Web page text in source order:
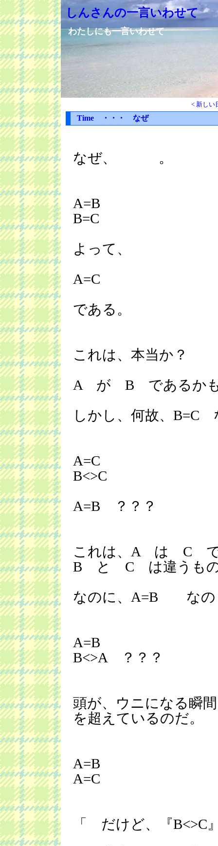
しんさんの一言いわせて
わたしにも一言いわせて
< 新しい
Time ・・・ なぜ
なぜ、 。
A=B
B=C
よって、
A=C
である。
これは、本当か？
A が B であるかも
しかし、何故、B=C
A=C
B<>C
A=B ？？？
これは、A は C で
B と C は違うもの
なのに、A=B なの
A=B
B<>A ？？？
頭が、ウニになる瞬
を超えているのだ。
A=B
A=C
「 だけど、『B<>C